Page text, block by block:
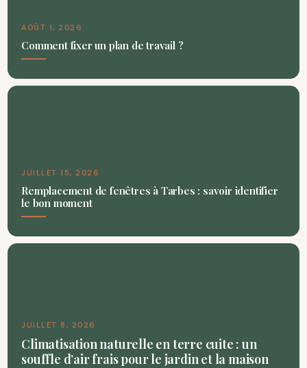
AOÛT 1, 2026
Comment fixer un plan de travail ?
JUILLET 15, 2026
Remplacement de fenêtres à Tarbes : savoir identifier
le bon moment
JUILLET 8, 2026
Climatisation naturelle en terre cuite : un
souffle d’air frais pour le jardin et la maison